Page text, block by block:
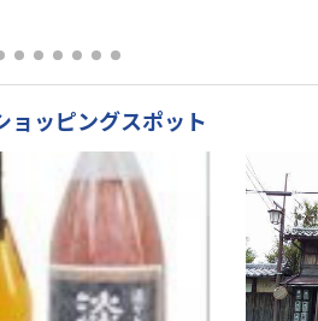
ョッピングスポット